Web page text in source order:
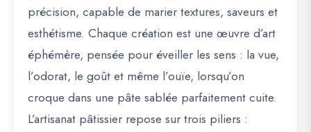
précision, capable de marier textures, saveurs et
esthétisme. Chaque création est une œuvre d’art
éphémère, pensée pour éveiller les sens : la vue,
l’odorat, le goût et même l’ouïe, lorsqu’on
croque dans une pâte sablée parfaitement cuite.
L’artisanat pâtissier repose sur trois piliers :